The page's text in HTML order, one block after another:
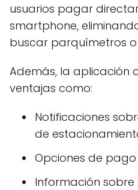
usuarios pagar
smartphone,
buscar parquímetros
Además, la aplicación
ventajas como:
Notificaciones
de
Opciones de
Información